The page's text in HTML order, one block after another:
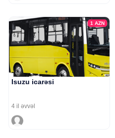
1 AZN
Isuzu icarəsi
4 il əvvəl